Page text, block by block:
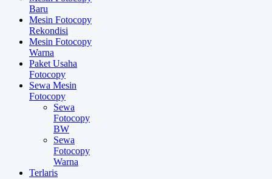
Baru
Mesin Fotocopy
Rekondisi
Mesin Fotocopy
Warna
Paket Usaha
Fotocopy
Sewa Mesin
Fotocopy
Sewa
Fotocopy
BW
Sewa
Fotocopy
Warna
Terlaris